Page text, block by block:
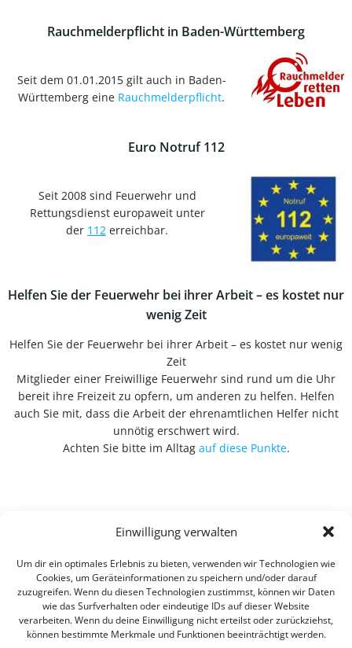
Einwilligung verwalten
Um dir ein optimales Erlebnis zu bieten, verwenden wir Technologien wie
Cookies, um Geräteinformationen zu speichern und/oder darauf
zuzugreifen. Wenn du diesen Technologien zustimmst, können wir Daten
wie das Surfverhalten oder eindeutige IDs auf dieser Website
verarbeiten. Wenn du deine Einwilligung nicht erteilst oder zurückziehst,
können bestimmte Merkmale und Funktionen beeinträchtigt werden.
Rauchmelderpflicht in Baden-Württemberg
Seit dem 01.01.2015 gilt auch in Baden-
Württemberg eine Rauchmelderpflicht.
Euro Notruf 112
Seit 2008 sind Feuerwehr und
Rettungsdienst europaweit unter
der 112 erreichbar.
Helfen Sie der Feuerwehr bei ihrer Arbeit – es kostet nur
wenig Zeit
Helfen Sie der Feuerwehr bei ihrer Arbeit – es kostet nur wenig
Zeit
Mitglieder einer Freiwillige Feuerwehr sind rund um die Uhr
bereit ihre Freizeit zu opfern, um anderen zu helfen. Helfen
auch Sie mit, dass die Arbeit der ehrenamtlichen Helfer nicht
unnötig erschwert wird.
Achten Sie bitte im Alltag auf diese Punkte.